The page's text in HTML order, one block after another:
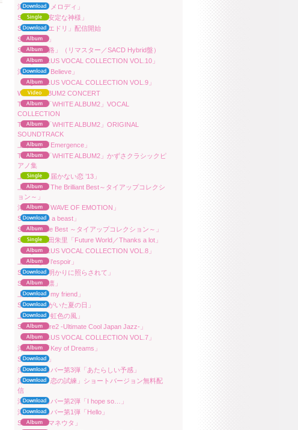
津田朱里「メロディ」
Suara「不安定な神様」
Suara「ヌエドリ」配信開始
Suara「声」
Suara「夢路」（リマスター／SACD Hybrid盤）
「AQUAPLUS VOCAL COLLECTION VOL.10」
津田朱里「Believe」
「AQUAPLUS VOCAL COLLECTION VOL.9」
WHITE ALBUM2 CONCERT
TVアニメ「WHITE ALBUM2」VOCAL
COLLECTION
TVアニメ「WHITE ALBUM2」ORIGINAL
SOUNDTRACK
上原れな「Emergence」
TVアニメ「WHITE ALBUM2」かずさクラシックピ
アノ集
上原れな「届かない恋 ’13」
上原れな「The Brilliant Best～タイアップコレクシ
ョン～」
津田朱里「WAVE OF EMOTION」
Suara「I’m a beast」
Suara「The Best ～タイアップコレクション～」
Suara／津田朱里「Future World／Thanks a lot」
「AQUAPLUS VOCAL COLLECTION VOL.8」
上原れな「l’espoir」
Suara「月明かりに照らされて」
Suara「花凛」
上原れな「my friend」
Suara「君がいた夏の日」
上原れな「虹色の風」
Suara「Pure2 -Ultimate Cool Japan Jazz-」
「AQUAPLUS VOCAL COLLECTION VOL.7」
津田朱里「Key of Dreams」
Suara「桜」
津田朱里カバー第3弾「あたらしい予感」
津田朱里「恋の試練」ショートバージョン無料配
信
津田朱里カバー第2弾「I hope so…」
津田朱里カバー第1弾「Hello」
Suara「アマネウタ」